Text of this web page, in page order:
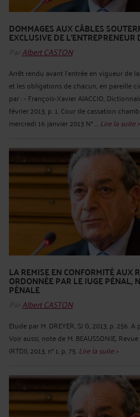
DOMMAGES AUX CÂBLES
EXCLUSIVE DE
ParAlbert CASTON
Arrêt rendu avant l'entrée en vigueur de
et les obligations de chacun, en pareille
par : - François-Xavier AJACCIO,
février 2013, p. 1. Cour de cassation
mercredi 16 janvier 2013 N° ... Lire la suite >
LA REMISE EN CONFORMITÉ AUX
ORDONNÉE PAR LE JUGE PÉNAL,
PÉNALE
ParAlbert CASTON
Etude par M. DREYER, SJ G, 2013, p. 256.
Voir aussi, note de M. BEAUSSONIE,
(RTDI), 2013, n° 1, p. 75. Lire la suite >